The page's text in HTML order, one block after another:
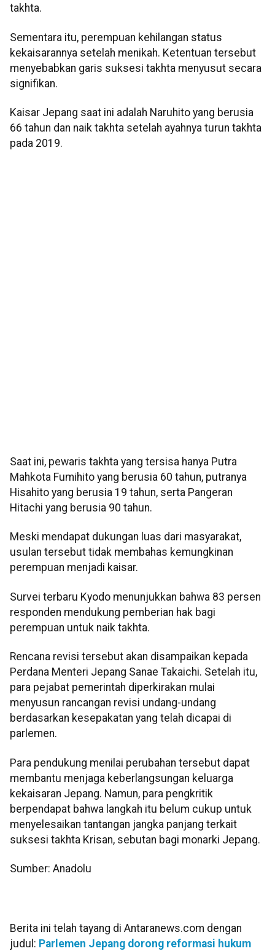
takhta.
Sementara itu, perempuan kehilangan status
kekaisarannya setelah menikah. Ketentuan tersebut
menyebabkan garis suksesi takhta menyusut secara
signifikan.
Kaisar Jepang saat ini adalah Naruhito yang berusia
66 tahun dan naik takhta setelah ayahnya turun takhta
pada 2019.
Saat ini, pewaris takhta yang tersisa hanya Putra
Mahkota Fumihito yang berusia 60 tahun, putranya
Hisahito yang berusia 19 tahun, serta Pangeran
Hitachi yang berusia 90 tahun.
Meski mendapat dukungan luas dari masyarakat,
usulan tersebut tidak membahas kemungkinan
perempuan menjadi kaisar.
Survei terbaru Kyodo menunjukkan bahwa 83 persen
responden mendukung pemberian hak bagi
perempuan untuk naik takhta.
Rencana revisi tersebut akan disampaikan kepada
Perdana Menteri Jepang Sanae Takaichi. Setelah itu,
para pejabat pemerintah diperkirakan mulai
menyusun rancangan revisi undang-undang
berdasarkan kesepakatan yang telah dicapai di
parlemen.
Para pendukung menilai perubahan tersebut dapat
membantu menjaga keberlangsungan keluarga
kekaisaran Jepang. Namun, para pengkritik
berpendapat bahwa langkah itu belum cukup untuk
menyelesaikan tantangan jangka panjang terkait
suksesi takhta Krisan, sebutan bagi monarki Jepang.
Sumber: Anadolu
Berita ini telah tayang di Antaranews.com dengan
judul: Parlemen Jepang dorong reformasi hukum